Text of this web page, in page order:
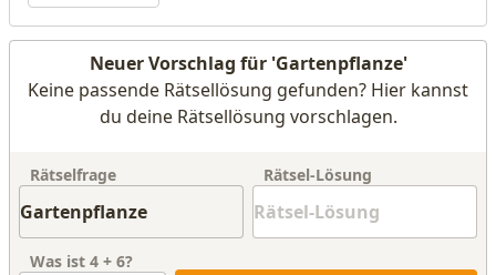
Neuer Vorschlag für 'Gartenpflanze'
Keine passende Rätsellösung gefunden? Hier kannst
du deine Rätsellösung vorschlagen.
Rätselfrage Rätsel-Lösung
Was ist 4 + 6?